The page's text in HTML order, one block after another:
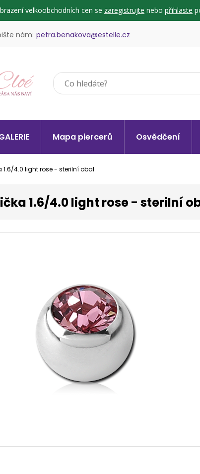
velkoobchodních cen se zaregistrujte nebo přihlaste
nám: petra.benakova@estelle.cz
Mapa piercerů Osvědčení
1.6/4.0 light rose - sterilní obal
1.6/4.0 light rose - sterilní